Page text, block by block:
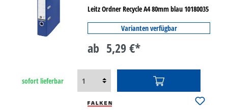
Leitz Ordner Recycle A4 80mm blau 10180035
Varianten verfügbar
ab 5,29 €*
sofort lieferbar